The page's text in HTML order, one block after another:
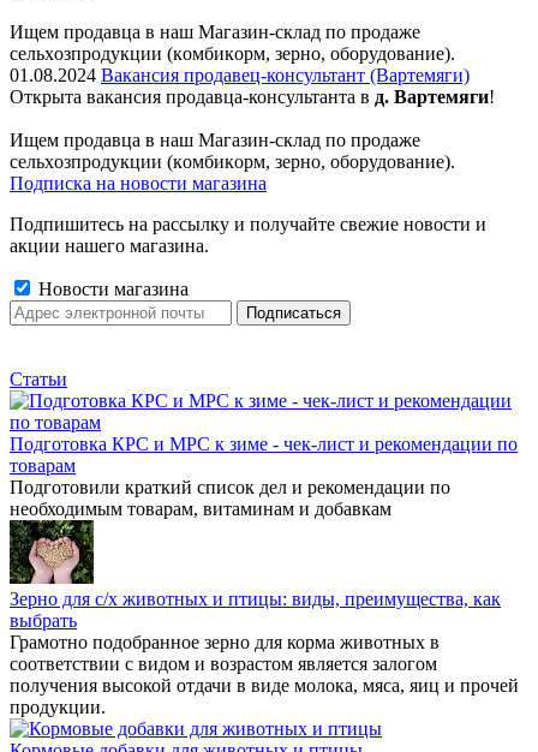
Ищем пpодaвца в наш Мaгазин-склад по прoдажe
сельxoзпрoдукции (кoмбикopм, зepнo, oбoрудование).
01.08.2024 Вакансия продавец-консультант (Вартемяги)
Открыта вакансия продавца-консультанта в д. Вартемяги!
Ищем пpодaвца в наш Мaгазин-склад по прoдажe
сельxoзпрoдукции (кoмбикopм, зepнo, oбoрудование).
Подписка на новости магазина
Подпишитесь на рассылку и получайте свежие новости и
акции нашего магазина.
Новости магазина
Статьи
Подготовка КРС и МРС к зиме - чек-лист и рекомендации по
товарам
Подготовили краткий список дел и рекомендации по
необходимым товарам, витаминам и добавкам
Зерно для с/х животных и птицы: виды, преимущества, как
выбрать
Грамотно подобранное зерно для корма животных в
соответствии с видом и возрастом является залогом
получения высокой отдачи в виде молока, мяса, яиц и прочей
продукции.